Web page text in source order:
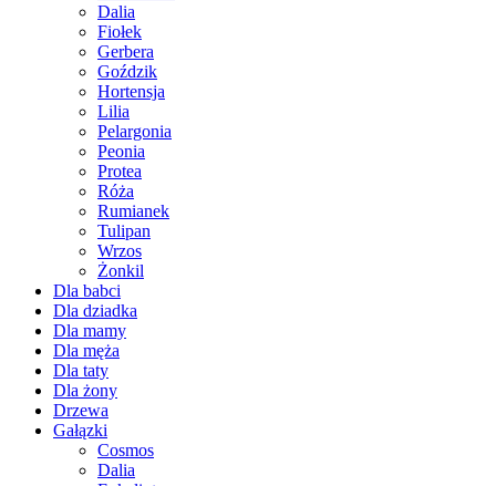
Dalia
Fiołek
Gerbera
Goździk
Hortensja
Lilia
Pelargonia
Peonia
Protea
Róża
Rumianek
Tulipan
Wrzos
Żonkil
Dla babci
Dla dziadka
Dla mamy
Dla męża
Dla taty
Dla żony
Drzewa
Gałązki
Cosmos
Dalia